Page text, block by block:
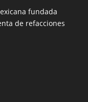
fundada
de refacciones